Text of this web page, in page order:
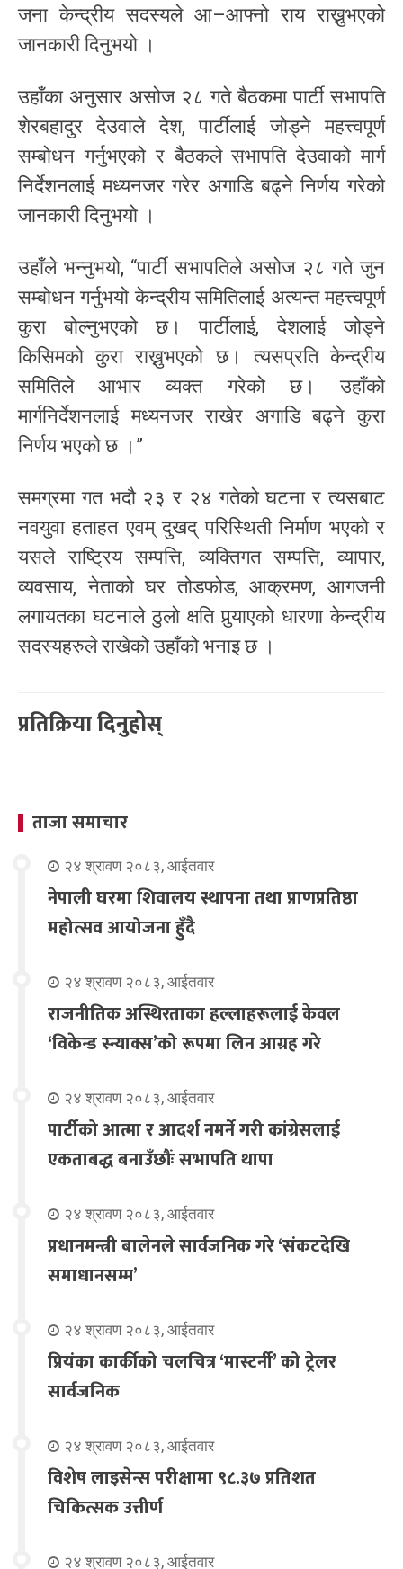
जना केन्द्रीय सदस्यले आ–आफ्नो राय राख्नुभएको
जानकारी दिनुभयो ।
उहाँका अनुसार असोज २८ गते बैठकमा पार्टी सभापति
शेरबहादुर देउवाले देश, पार्टीलाई जोड्ने महत्त्वपूर्ण
सम्बोधन गर्नुभएको र बैठकले सभापति देउवाको मार्ग
निर्देशनलाई मध्यनजर गरेर अगाडि बढ्ने निर्णय गरेको
जानकारी दिनुभयो ।
उहाँले भन्नुभयो, “पार्टी सभापतिले असोज २८ गते जुन
सम्बोधन गर्नुभयो केन्द्रीय समितिलाई अत्यन्त महत्त्वपूर्ण
कुरा बोल्नुभएको छ। पार्टीलाई, देशलाई जोड्ने
किसिमको कुरा राख्नुभएको छ। त्यसप्रति केन्द्रीय
समितिले आभार व्यक्त गरेको छ। उहाँको
मार्गनिर्देशनलाई मध्यनजर राखेर अगाडि बढ्ने कुरा
निर्णय भएको छ ।”
समग्रमा गत भदौ २३ र २४ गतेको घटना र त्यसबाट
नवयुवा हताहत एवम् दुखद् परिस्थिती निर्माण भएको र
यसले राष्ट्रिय सम्पत्ति, व्यक्तिगत सम्पत्ति, व्यापार,
व्यवसाय, नेताको घर तोडफोड, आक्रमण, आगजनी
लगायतका घटनाले ठुलो क्षति पुर्‍याएको धारणा केन्द्रीय
सदस्यहरुले राखेको उहाँको भनाइ छ ।
प्रतिक्रिया दिनुहोस्
ताजा समाचार
२४ श्रावण २०८३, आईतवार
नेपाली घरमा शिवालय स्थापना तथा प्राणप्रतिष्ठा
महोत्सव आयोजना हुँदै
२४ श्रावण २०८३, आईतवार
राजनीतिक अस्थिरताका हल्लाहरूलाई केवल
‘विकेन्ड स्न्याक्स’को रूपमा लिन आग्रह गरे
२४ श्रावण २०८३, आईतवार
पार्टीको आत्मा र आदर्श नमर्ने गरी कांग्रेसलाई
एकताबद्ध बनाउँछौंः सभापति थापा
२४ श्रावण २०८३, आईतवार
प्रधानमन्त्री बालेनले सार्वजनिक गरे ‘संकटदेखि
समाधानसम्म’
२४ श्रावण २०८३, आईतवार
प्रियंका कार्कीको चलचित्र ‘मास्टर्नी’ को ट्रेलर
सार्वजनिक
२४ श्रावण २०८३, आईतवार
विशेष लाइसेन्स परीक्षामा ९८.३७ प्रतिशत
चिकित्सक उत्तीर्ण
२४ श्रावण २०८३, आईतवार